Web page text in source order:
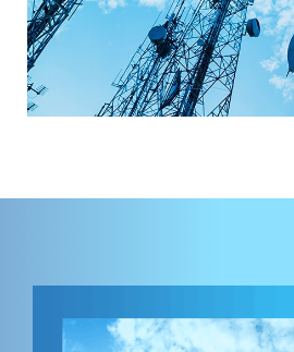
Telekomunikaciona
infrastruktura i usluge